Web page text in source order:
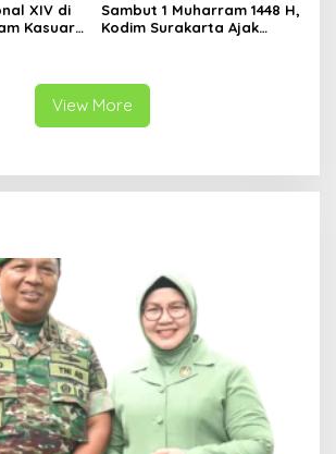
XIV di
Kasuari
Sambut 1 Muharram 1448 H,
Kodim Surakarta Ajak
View More